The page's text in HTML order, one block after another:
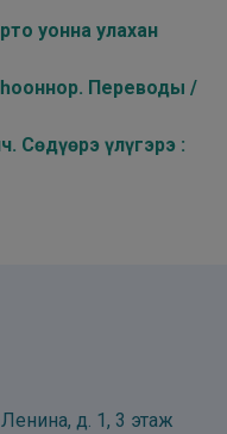
уонна улахан
Переводы /
Сөдүөрэ үлүгэрэ :
д. 1, 3 этаж